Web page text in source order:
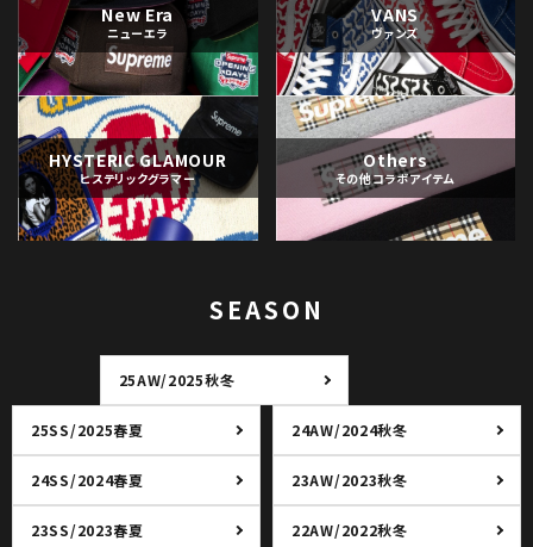
New Era
ニューエラ
VANS
ヴァンズ
HYSTERIC GLAMOUR
ヒステリックグラマー
Others
その他コラボアイテム
SEASON
25AW/2025秋冬
25SS/2025春夏 24AW/2024秋冬
24SS/2024春夏 23AW/2023秋冬
23SS/2023春夏 22AW/2022秋冬